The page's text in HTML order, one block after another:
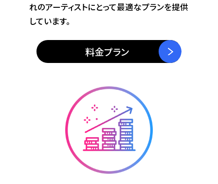
れのアーティストにとって最適なプランを提供
しています。
料金プラン